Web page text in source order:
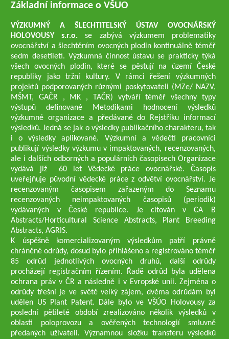
Základní informace o VŠUO
VÝZKUMNÝ A ŠLECHTITELSKÝ ÚSTAV OVOCNÁŘSKÝ
HOLOVOUSY s.r.o.se zabývá výzkumem problematiky
ovocnářství a šlechtěním ovocných plodin kontinuálně téměř
sedm desetiletí. Výzkumná činnost ústavu se prakticky týká
všech ovocných plodin, které se pěstují na území České
republiky jako tržní kultury. V rámci řešení výzkumných
projektů podporovaných různými poskytovateli (MZe/ NAZV,
MŠMT, GAČR , MK , TAČR) vytváří téměř všechny typy
výstupů definované Metodikami hodnocení výsledků
výzkumné organizace a předávané do Rejstříku informací
výsledků. Jedná se jak o výsledky publikačního charakteru, tak
i o výsledky aplikované. Výzkumní a vědečtí pracovníci
publikují výsledky výzkumu v impaktovaných, recenzovaných,
ale i dalších odborných a populárních časopisech Organizace
vydává již 60 let Vědecké práce ovocnářské. Časopis
uveřejňuje původní vědecké práce z odvětví ovocnářství. Je
recenzovaným časopisem zařazeným do Seznamu
recenzovaných neimpaktovaných časopisů (periodik)
vydávaných v České republice. Je citován v CA B
Abstracts/Horticultural Science Abstracts, Plant Breeding
Abstracts, AGRIS.
K úspěšně komercializovaným výsledkům patří právně
chráněné odrůdy, dosud bylo přihlášeno a registrováno téměř
85 odrůd jednotlivých ovocných druhů, další odrůdy
procházejí registračním řízením. Řadě odrůd byla udělena
ochrana práv v ČR a následně i v Evropské unii. Zejména o
odrůdy třešní je ve světě velký zájem, dvěma odrůdám byl
udělen US Plant Patent. Dále bylo ve VŠÚO Holovousy za
poslední pětileté období zrealizováno několik výsledků v
oblasti poloprovozu a ověřených technologií smluvně
předaných uživateli. Významnou složku transferu výsledků